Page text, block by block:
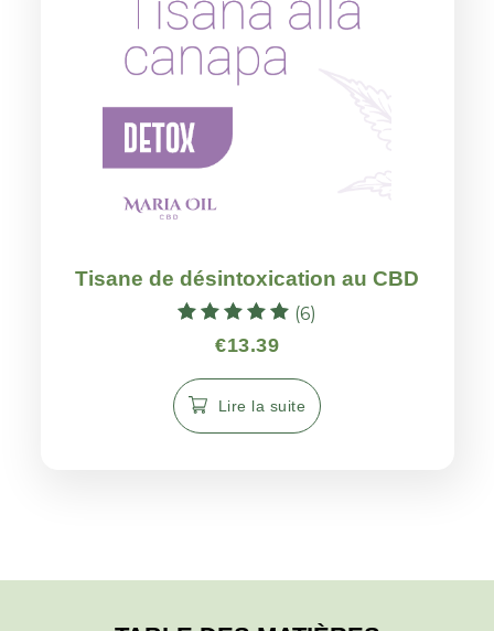
Tisane de désintoxication au CBD
Note
5.00
sur 5
(6)
€13.39
Lire la suite